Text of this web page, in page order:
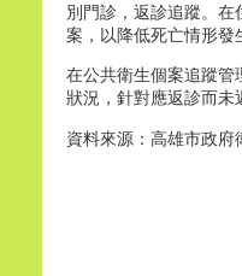
別門診，返診追蹤。
案，以降低死亡情形發
在公共衛生個案追蹤管
狀況，針對應返診而未
資料來源：高雄市政府